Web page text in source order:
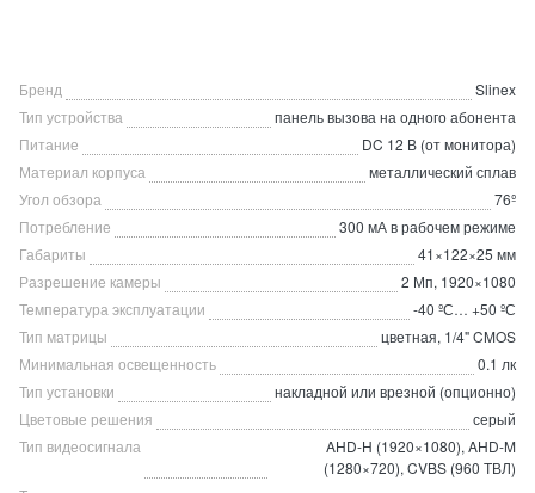
Бренд
Slinex
Тип устройства
панель вызова на одного абонента
Питание
DC 12 В (от монитора)
Материал корпуса
металлический сплав
Угол обзора
76º
Потребление
300 мА в рабочем режиме
Габариты
41×122×25 мм
Разрешение камеры
2 Мп, 1920×1080
Температура эксплуатации
-40 ºС… +50 ºС
Тип матрицы
цветная, 1/4" CMOS
Минимальная освещенность
0.1 лк
Тип установки
накладной или врезной (опционно)
Цветовые решения
серый
Тип видеосигнала
AHD-H (1920×1080), AHD-M
(1280×720), CVBS (960 ТВЛ)